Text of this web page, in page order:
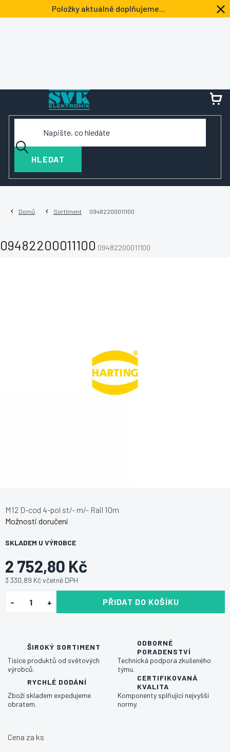
na
Položky aktuálně doplňujeme...
HLEDAT
Domů Sortiment 09482200011100
09482200011100 09482200011100
2 752,80 Kč
3 330,89 Kč včetně DPH
SKLADEM U VÝROBCE
Možnosti doručení
PŘIDAT DO KOŠÍKU
M12 D-cod 4-pol st/- m/- Rail 10m
ŠIROKÝ SORTIMENT
Tisíce produktů od světových
výrobců.
ODBORNÉ
PORADENSTVÍ
Technická podpora zkušeného
týmu.
RYCHLÉ DODÁNÍ
Zboží skladem expedujeme
obratem.
CERTIFIKOVANÁ
KVALITA
Komponenty splňující nejvyšší
normy.
Cena za ks